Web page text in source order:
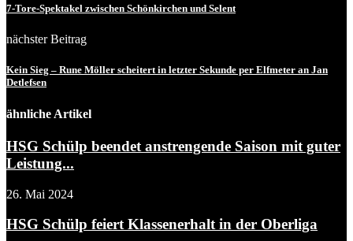
7-Tore-Spektakel zwischen Schönkirchen und Selent
nächster Beitrag
Kein Sieg – Rune Möller scheitert in letzter Sekunde per Elfmeter an Jan
Detlefsen
ähnliche Artikel
HSG Schülp beendet anstrengende Saison mit guter
Leistung...
26. Mai 2024
HSG Schülp feiert Klassenerhalt in der Oberliga